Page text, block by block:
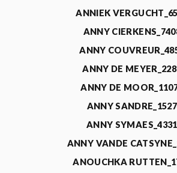
ANNIEK
ANNY
ANNY
ANNY DE
ANNY DE
ANNY
ANNY
ANNY VANDE
ANOUCHKA